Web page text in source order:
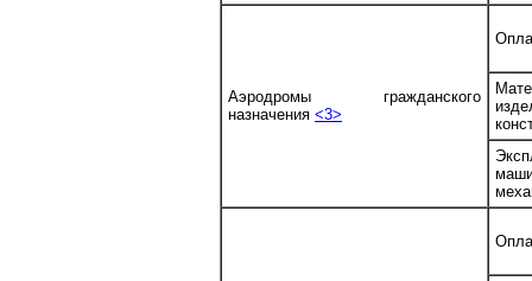
Аэродромы гражданского
назначения <3>